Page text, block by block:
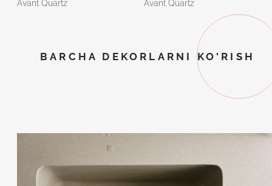
Avant Quartz Avant Quartz
BARCHA DEKORLARNI KO'RISH